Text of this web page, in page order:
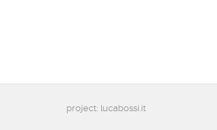
project: lucabossi.it